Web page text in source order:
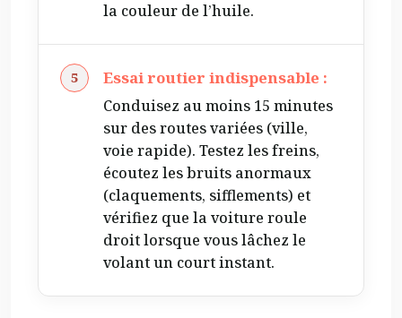
la couleur de l’huile.
Essai routier indispensable :
Conduisez au moins 15 minutes
sur des routes variées (ville,
voie rapide). Testez les freins,
écoutez les bruits anormaux
(claquements, sifflements) et
vérifiez que la voiture roule
droit lorsque vous lâchez le
volant un court instant.